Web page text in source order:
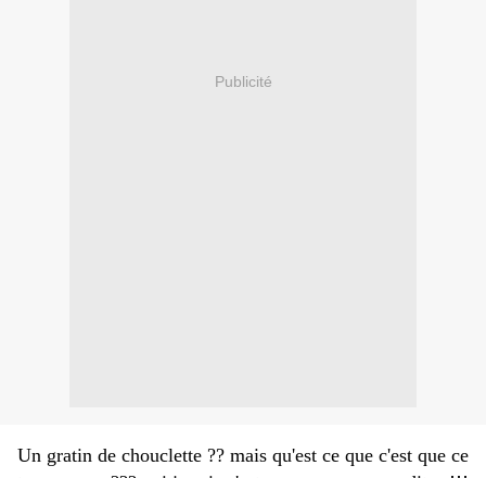
Publicité
Un gratin de chouclette ?? mais qu'est ce que c'est que ce